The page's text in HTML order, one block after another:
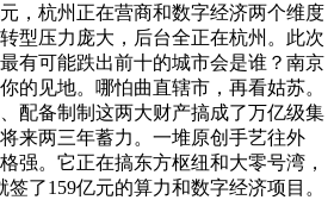
，杭州正在营商和数字经济两个维度
型压力庞大，后台全正在杭州。此次
有可能跌出前十的城市会是谁？南京
的见地。哪怕曲直辖市，再看姑苏。
配备制制这两大财产搞成了万亿级集
来两三年蓄力。一堆原创手艺往外
强。它正在搞东方枢纽和大零号湾，
了159亿元的算力和数字经济项目。